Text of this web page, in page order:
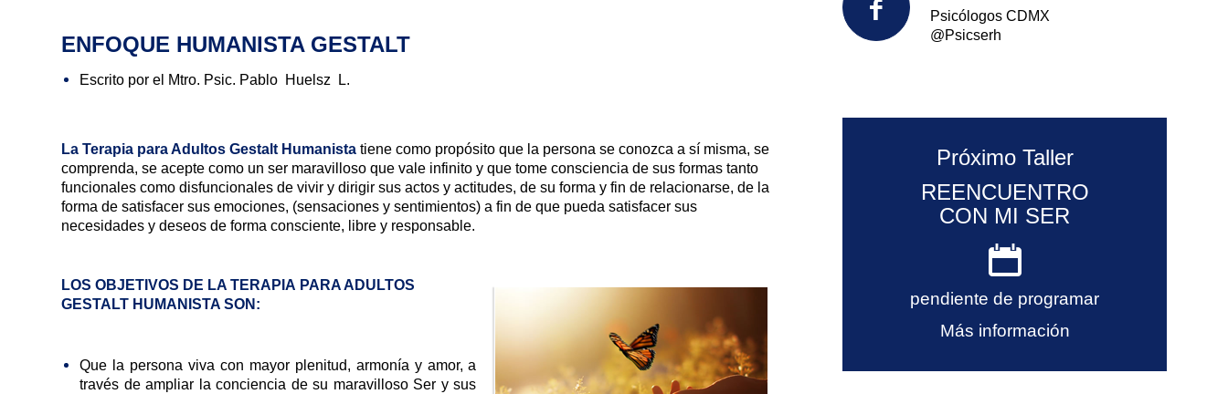
ENFOQUE HUMANISTA GESTALT
Escrito por el Mtro. Psic. Pablo Huelsz L.
La Terapia para Adultos Gestalt Humanista tiene como propósito que la persona se conozca a sí misma, se
comprenda, se acepte como un ser maravilloso que vale infinito y que tome consciencia de sus formas tanto
funcionales como disfuncionales de vivir y dirigir sus actos y actitudes, de su forma y fin de relacionarse, de la
forma de satisfacer sus emociones, (sensaciones y sentimientos) a fin de que pueda satisfacer sus
necesidades y deseos de forma consciente, libre y responsable.
LOS OBJETIVOS DE LA TERAPIA PARA ADULTOS
GESTALT HUMANISTA SON:
Que la persona viva con mayor plenitud, armonía y amor, a
través de ampliar la conciencia de su maravilloso Ser y sus
Psicólogos CDMX
@Psicserh
Próximo Taller
REENCUENTRO
CON MI SER
pendiente de programar
Más información